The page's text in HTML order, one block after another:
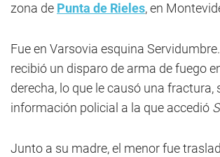
zona de Punta de Rieles, en
Fue en Varsovia esquina
recibió un disparo de arma de fuego
derecha, lo que le causó una fractura,
información policial a la que accedió
Junto a su madre, el menor fue